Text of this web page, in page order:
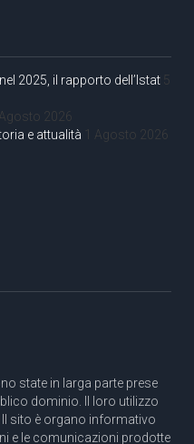
2025, il rapporto dell’Istat 5
2026
e attualità 1 Agosto 2026
state in larga parte prese
dominio. Il loro utilizzo
sito è organo informativo
e le comunicazioni prodotte